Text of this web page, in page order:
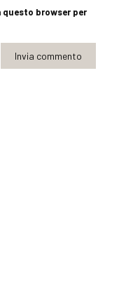
questo browser per